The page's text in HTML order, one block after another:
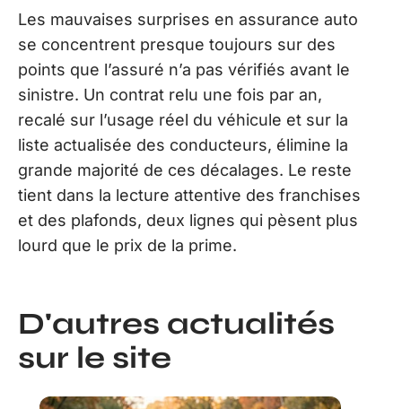
Les mauvaises surprises en assurance auto
se concentrent presque toujours sur des
points que l’assuré n’a pas vérifiés avant le
sinistre. Un contrat relu une fois par an,
recalé sur l’usage réel du véhicule et sur la
liste actualisée des conducteurs, élimine la
grande majorité de ces décalages. Le reste
tient dans la lecture attentive des franchises
et des plafonds, deux lignes qui pèsent plus
lourd que le prix de la prime.
D'autres actualités
sur le site